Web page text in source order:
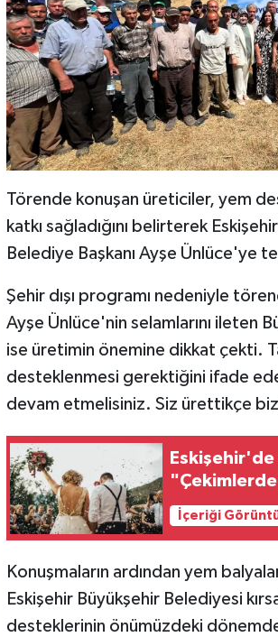
Törende konuşan üreticiler, yem
katkı sağladığını belirterek
Belediye Başkanı Ayşe Ünlüce'ye
Şehir dışı programı nedeniyle
Ayşe Ünlüce'nin selamlarını ileten
ise üretimin önemine dikkat çekti.
desteklenmesi gerektiğini ifade
devam etmelisiniz. Siz ürettikçe
İçeriği
Konuşmaların ardından yem
Eskişehir Büyükşehir Belediyesi
desteklerinin önümüzdeki